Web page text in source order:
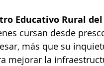
Educativo Rural
cursan desde
más que su
mejorar la